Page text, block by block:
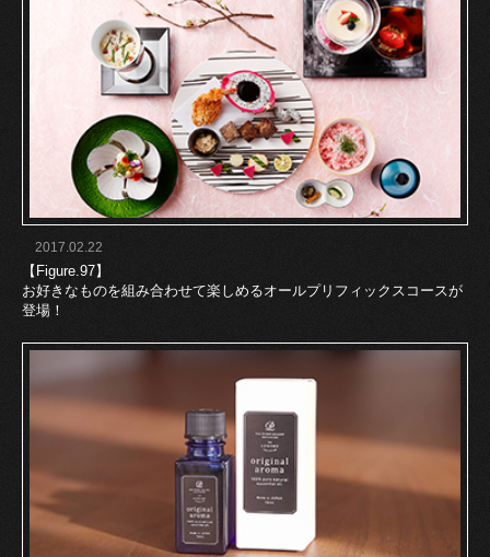
2017.02.22
【Figure.97】
お好きなものを組み合わせて楽しめるオールプリフィックスコースが
登場！